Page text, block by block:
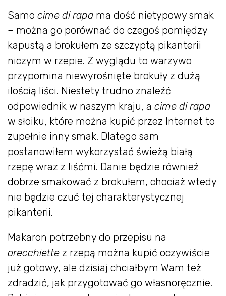
Samo cime di rapa ma dość nietypowy smak
– można go porównać do czegoś pomiędzy
kapustą a brokułem ze szczyptą pikanterii
niczym w rzepie. Z wyglądu to warzywo
przypomina niewyrośnięte brokuły z dużą
ilością liści. Niestety trudno znaleźć
odpowiednik w naszym kraju, a cime di rapa
w słoiku, które można kupić przez Internet to
zupełnie inny smak. Dlatego sam
postanowiłem wykorzystać świeżą białą
rzepę wraz z liśćmi. Danie będzie również
dobrze smakować z brokułem, chociaż wtedy
nie będzie czuć tej charakterystycznej
pikanterii.
Makaron potrzebny do przepisu na
orecchiette z rzepą można kupić oczywiście
już gotowy, ale dzisiaj chciałbym Wam też
zdradzić, jak przygotować go własnoręcznie.